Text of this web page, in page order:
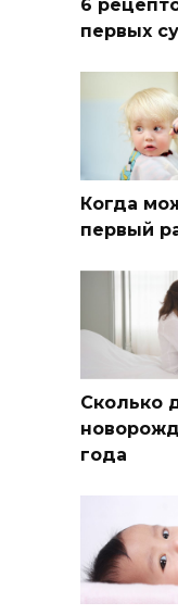
6
первых
Когда
первый
Сколько
года